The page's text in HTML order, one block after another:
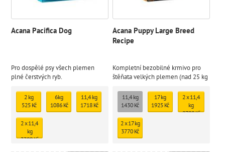
Acana Pacifica Dog
Pro dospělé psy všech plemen
plné čerstvých ryb.
2 kg
525 Kč
6kg
1086 Kč
11,4 kg
1718 Kč
2 x 11,4
kg
3399 Kč
Acana Puppy Large Breed
Recipe
Kompletní bezobilné krmivo pro
štěňata velkých plemen (nad 25 kg
11,4 kg
1430 Kč
17 kg
1925 Kč
2 x 11,4
kg
2788 Kč
2 x 17 kg
3770 Kč